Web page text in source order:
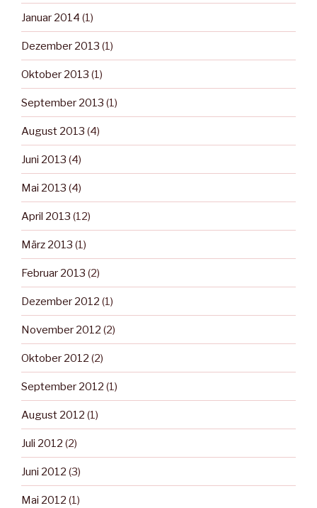
Januar 2014 (1)
Dezember 2013 (1)
Oktober 2013 (1)
September 2013 (1)
August 2013 (4)
Juni 2013 (4)
Mai 2013 (4)
April 2013 (12)
März 2013 (1)
Februar 2013 (2)
Dezember 2012 (1)
November 2012 (2)
Oktober 2012 (2)
September 2012 (1)
August 2012 (1)
Juli 2012 (2)
Juni 2012 (3)
Mai 2012 (1)